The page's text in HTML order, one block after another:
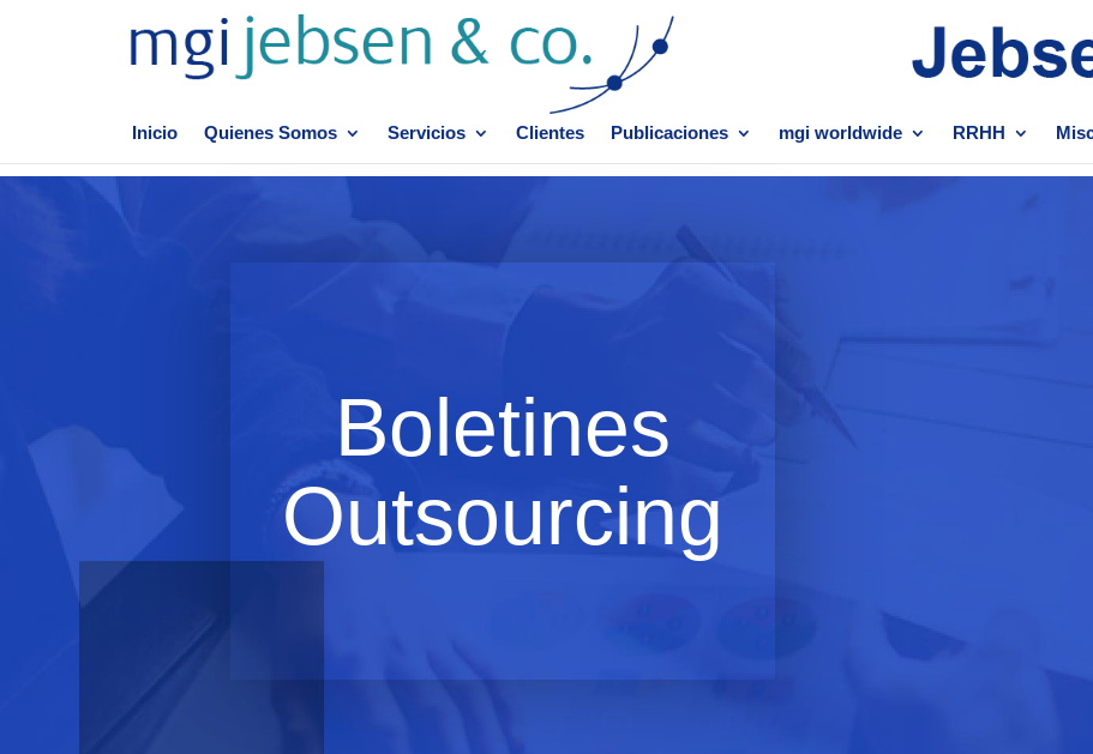
Inicio Quienes Somos Servicios Clientes Publicaciones mgi worldwide RRHH
Boletines
Outsourcing